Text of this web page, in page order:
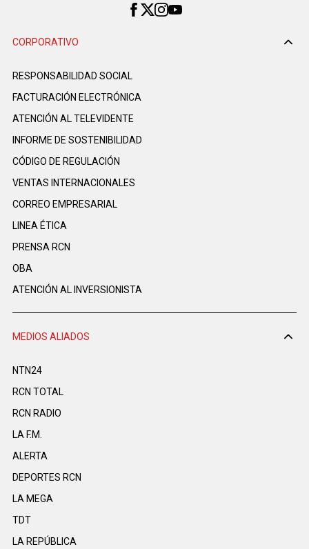
CORPORATIVO
RESPONSABILIDAD SOCIAL
FACTURACIÓN ELECTRÓNICA
ATENCIÓN AL TELEVIDENTE
INFORME DE SOSTENIBILIDAD
CÓDIGO DE REGULACIÓN
VENTAS INTERNACIONALES
CORREO EMPRESARIAL
LINEA ÉTICA
PRENSA RCN
OBA
ATENCIÓN AL INVERSIONISTA
MEDIOS ALIADOS
NTN24
RCN TOTAL
RCN RADIO
LA F.M.
ALERTA
DEPORTES RCN
LA MEGA
TDT
LA REPÚBLICA